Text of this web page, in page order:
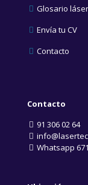
Glosario láser
Envía tu CV
Contacto
Contacto
91 306 02 64
Whatsapp